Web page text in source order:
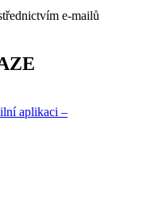
e-mailů
aplikaci –